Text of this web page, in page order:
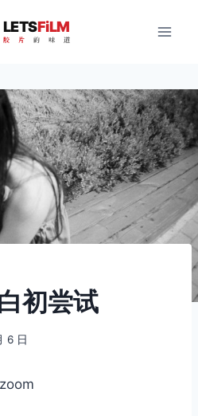
LETSFiLM
胶 片 的 味 道
初尝试
6 日